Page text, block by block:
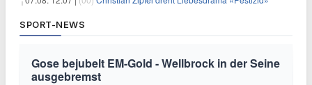
SPORT-NEWS
Gose bejubelt EM-Gold - Wellbrock in der Seine
ausgebremst